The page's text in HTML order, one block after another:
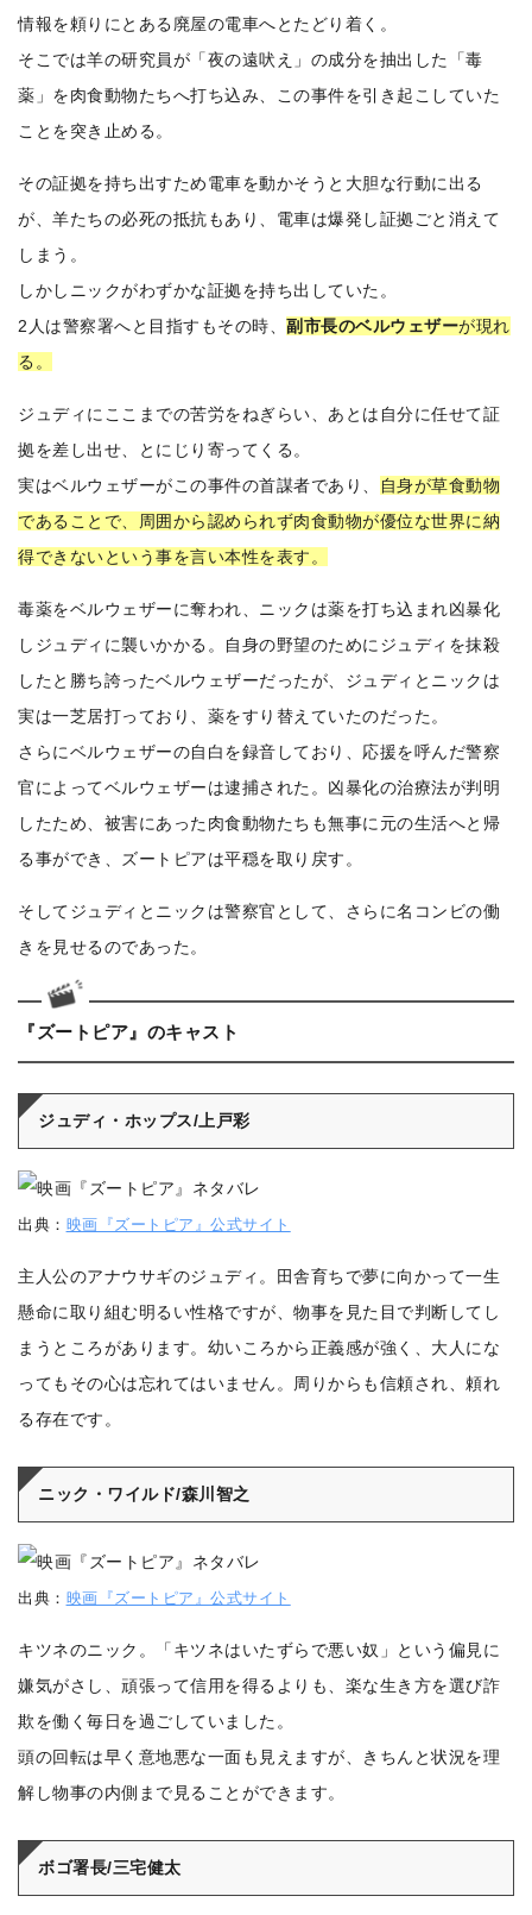
情報を頼りにとある廃屋の電車へとたどり着く。
そこでは羊の研究員が「夜の遠吠え」の成分を抽出した「毒
薬」を肉食動物たちへ打ち込み、この事件を引き起こしていた
ことを突き止める。
その証拠を持ち出すため電車を動かそうと大胆な行動に出る
が、羊たちの必死の抵抗もあり、電車は爆発し証拠ごと消えて
しまう。
しかしニックがわずかな証拠を持ち出していた。
2人は警察署へと目指すもその時、副市長のベルウェザーが現れ
る。
ジュディにここまでの苦労をねぎらい、あとは自分に任せて証
拠を差し出せ、とにじり寄ってくる。
実はベルウェザーがこの事件の首謀者であり、
自身が草食動物
であることで、周囲から認められず肉食動物が優位な世界に納
得できないという事を言い本性を表す。
毒薬をベルウェザーに奪われ、ニックは薬を打ち込まれ凶暴化
しジュディに襲いかかる。自身の野望のためにジュディを抹殺
したと勝ち誇ったベルウェザーだったが、ジュディとニックは
実は一芝居打っており、薬をすり替えていたのだった。
さらにベルウェザーの自白を録音しており、応援を呼んだ警察
官によってベルウェザーは逮捕された。凶暴化の治療法が判明
したため、被害にあった肉食動物たちも無事に元の生活へと帰
る事ができ、ズートピアは平穏を取り戻す。
そしてジュディとニックは警察官として、さらに名コンビの働
きを見せるのであった。
『ズートピア』のキャスト
ジュディ・ホップス/上戸彩
出典： 映画『ズートピア』公式サイト
主人公のアナウサギのジュディ。田舎育ちで夢に向かって一生
懸命に取り組む明るい性格ですが、物事を見た目で判断してし
まうところがあります。幼いころから正義感が強く、大人にな
ってもその心は忘れてはいません。周りからも信頼され、頼れ
る存在です。
ニック・ワイルド/森川智之
出典： 映画『ズートピア』公式サイト
キツネのニック。「キツネはいたずらで悪い奴」という偏見に
嫌気がさし、頑張って信用を得るよりも、楽な生き方を選び詐
欺を働く毎日を過ごしていました。
頭の回転は早く意地悪な一面も見えますが、きちんと状況を理
解し物事の内側まで見ることができます。
ボゴ署長/三宅健太